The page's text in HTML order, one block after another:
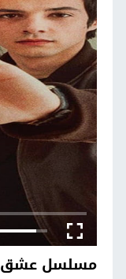
مسلسل عشق 101 الموسم الثاني الحلقة 4